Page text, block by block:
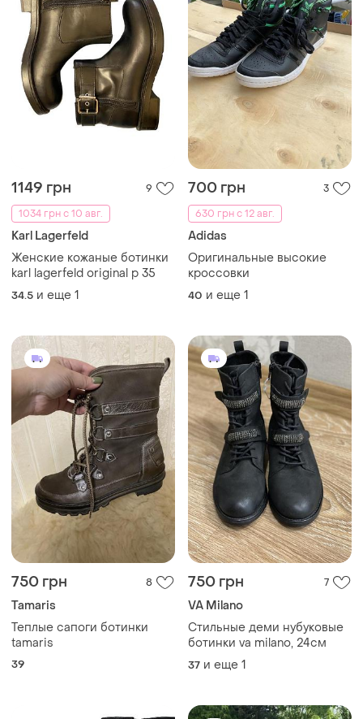
1149 грн
9
1034 грн с 10 авг.
Karl Lagerfeld
Женские кожаные ботинки
karl lagerfeld original p 35
34.5 и еще 1
700 грн
3
630 грн с 12 авг.
Adidas
Оригинальные высокие
кроссовки
40 и еще 1
750 грн 8
Tamaris
Теплые сапоги ботинки
tamaris
39
750 грн 7
VA Milano
Стильные деми нубуковые
ботинки va milano, 24см
37 и еще 1